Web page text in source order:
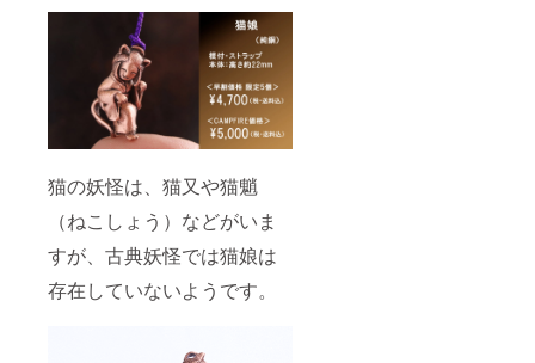
猫の妖怪は、猫又や猫魈
（ねこしょう）などがいま
すが、古典妖怪では猫娘は
存在していないようです。